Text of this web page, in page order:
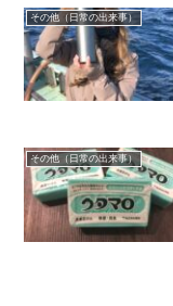
その他（日常の出来事）
その他（日常の出来事）